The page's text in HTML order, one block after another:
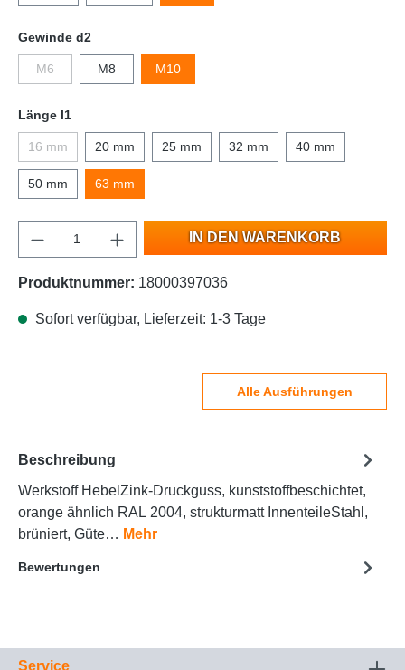
Gewinde d2
M6 M8 M10
Länge l1
16 mm 20 mm 25 mm 32 mm 40 mm
50 mm 63 mm
IN DEN WARENKORB
Produktnummer: 18000397036
Sofort verfügbar, Lieferzeit: 1-3 Tage
Alle Ausführungen
Beschreibung
Werkstoff HebelZink-Druckguss, kunststoffbeschichtet,
orange ähnlich RAL 2004, strukturmatt InnenteileStahl,
brüniert, Güte… Mehr
Bewertungen
Service